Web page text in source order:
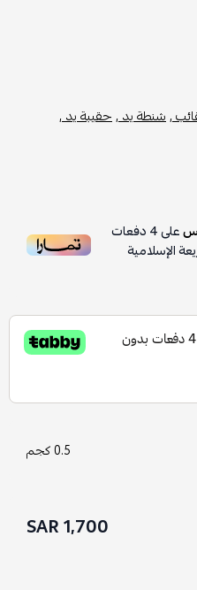
,شنطة يد ,حقيبة يد ,
على4دفعات
الإسلامية
0.5 كجم
1,700 SAR